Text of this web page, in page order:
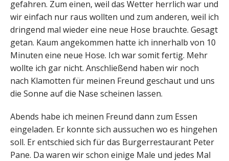
gefahren. Zum einen, weil das Wetter herrlich war und
wir einfach nur raus wollten und zum anderen, weil ich
dringend mal wieder eine neue Hose brauchte. Gesagt
getan. Kaum angekommen hatte ich innerhalb von 10
Minuten eine neue Hose. Ich war somit fertig. Mehr
wollte ich gar nicht. Anschließend haben wir noch
nach Klamotten für meinen Freund geschaut und uns
die Sonne auf die Nase scheinen lassen.
Abends habe ich meinen Freund dann zum Essen
eingeladen. Er konnte sich aussuchen wo es hingehen
soll. Er entschied sich für das Burgerrestaurant Peter
Pane. Da waren wir schon einige Male und jedes Mal